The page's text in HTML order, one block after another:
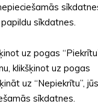
sīkdatnes.
uz pogas
klikšķinot uz pogas
uz “Nepiekrītu”,
sīkdatnes.